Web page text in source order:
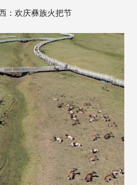
：欢庆彝族火把节